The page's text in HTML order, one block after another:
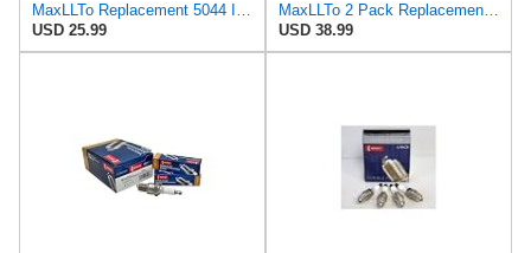
MaxLLTo Replacement 5044 Iridium IX Spark Plug for Bosch W4CP W4CS WR4CP for Champion N87G for
USD 25.99
MaxLLTo 2 Pack Replacement 5044 Iridium IX Spark Plug for Bosch W4CP W4CS WR4CP for Champion N87G
USD 38.99